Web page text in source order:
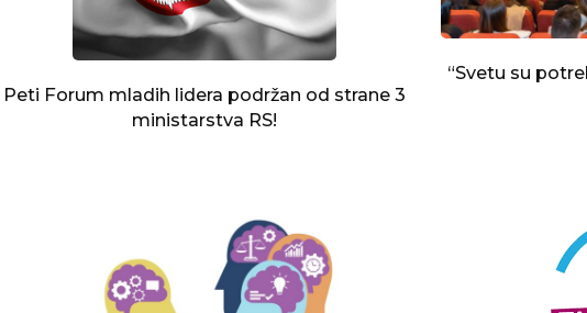
Peti Forum mladih lidera podržan od strane 3
ministarstva RS!
“Svetu su